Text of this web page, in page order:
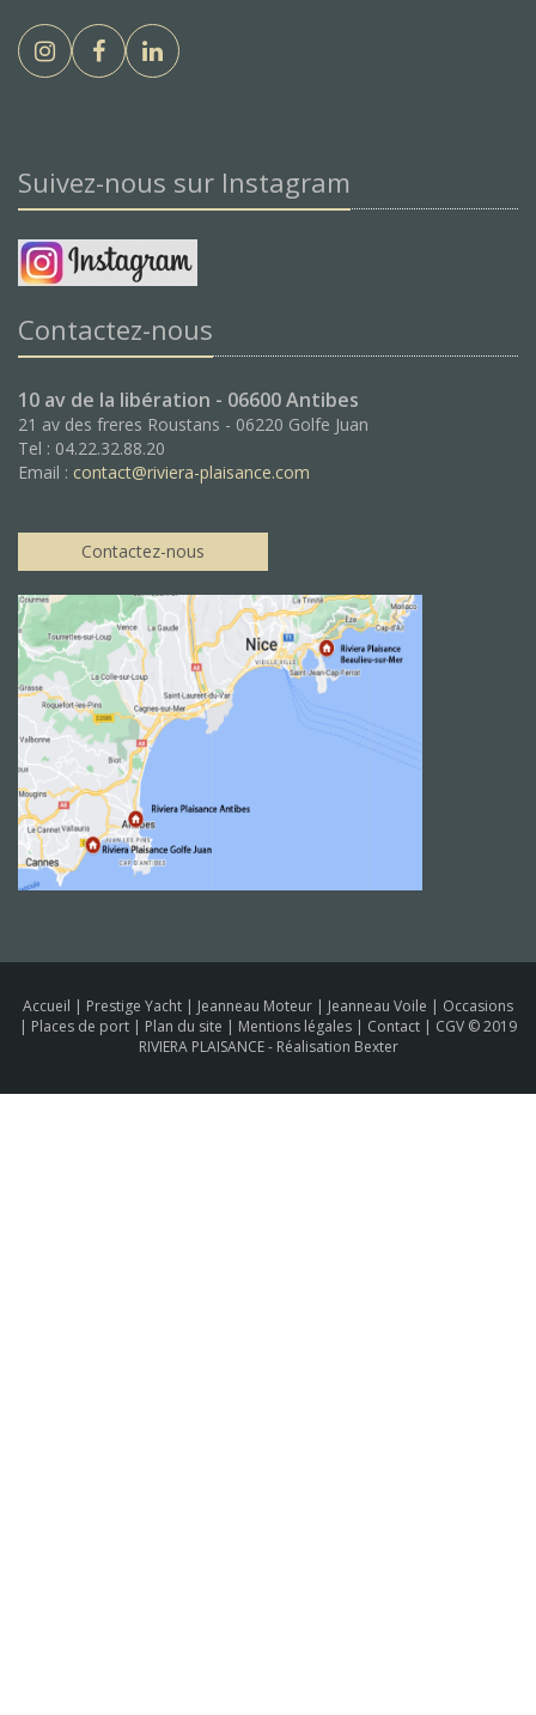
Suivez-nous sur Instagram
Contactez-nous
10 av de la libération - 06600 Antibes
21 av des freres Roustans - 06220 Golfe Juan
Tel : 04.22.32.88.20
Email : contact@riviera-plaisance.com
Contactez-nous
Accueil | Prestige Yacht | Jeanneau Moteur | Jeanneau Voile | Occasions
| Places de port | Plan du site | Mentions légales | Contact | CGV © 2019
RIVIERA PLAISANCE - Réalisation Bexter